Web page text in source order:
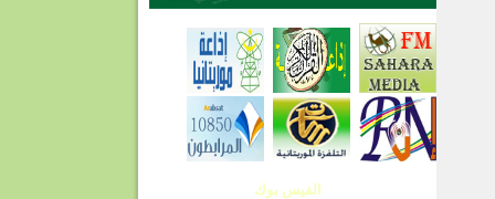
الفيس بوك